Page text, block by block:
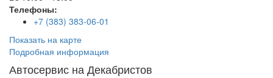
Телефоны:
+7 (383) 383-06-01
Показать на карте
Подробная информация
Автосервис на Декабристов